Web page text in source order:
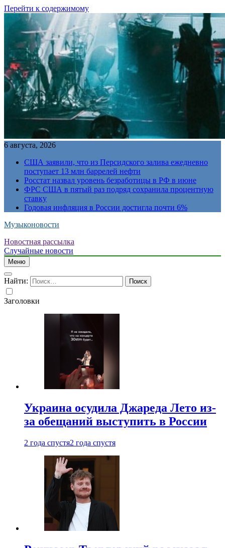
Перейти к содержимому
6 августа, 2026
США заявили, что из Персидского залива ежедневно
поступает 13 млн баррелей нефти
Росстат назвал уровень безработицы в РФ в июне
ФРС США в пятый раз подряд сохранила процентную
ставку
Годовая инфляция в России достигла почти 6%
Музыконовости
Новостная рассылка
Случайные новости
Меню
Найти:
Заголовки
Украина осудила Джареда Лето из-
за обещаний выступить в России
2 года спустя2 года спустя